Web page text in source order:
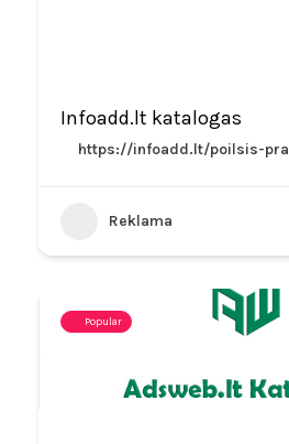
Infoadd.lt katalogas
https://infoadd.lt/poilsis-
Reklama
Popular